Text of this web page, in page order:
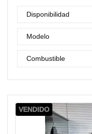
Disponibilidad
Modelo
Combustible
VENDIDO